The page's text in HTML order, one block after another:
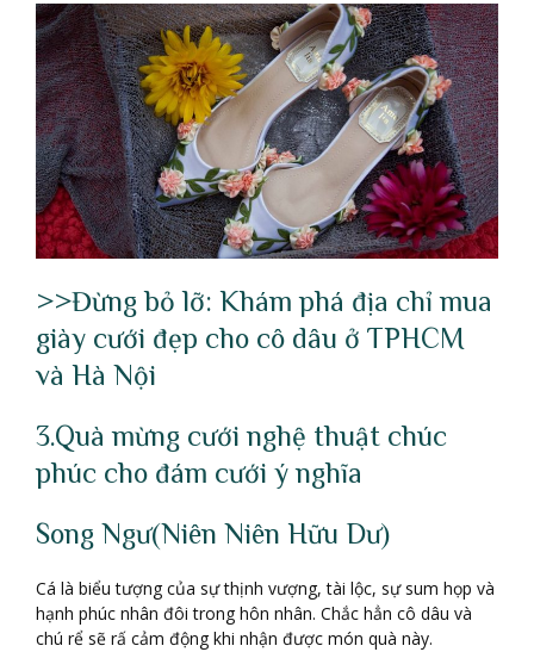
>>Đừng bỏ lỡ: Khám phá địa chỉ mua
giày cưới đẹp cho cô dâu ở TPHCM
và Hà Nội
3.Quà mừng cưới nghệ thuật chúc
phúc cho đám cưới ý nghĩa
Song Ngư(Niên Niên Hữu Dư)
Cá là biểu tượng của sự thịnh vượng, tài lộc, sự sum họp và
hạnh phúc nhân đôi trong hôn nhân. Chắc hẳn cô dâu và
chú rể sẽ rấ cảm động khi nhận được món quà này.